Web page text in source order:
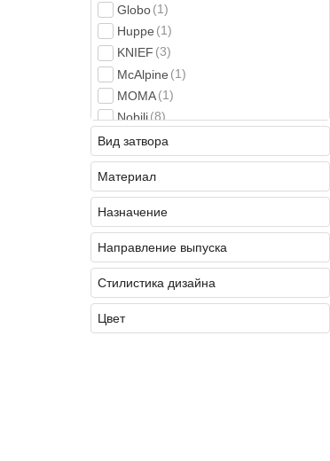
Globo(1)
Huppe (1)
KNIEF (3)
McAlpine (1)
MOMA(1)
Nobili(8)
Simas (1)
Tece(7)
Veragio
(2)
Wirquin(1)
Вид затвора
Материал
Назначение
Направление выпуска
Стилистика дизайна
Цвет